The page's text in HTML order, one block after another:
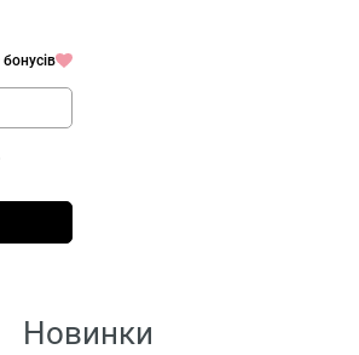
Новинки